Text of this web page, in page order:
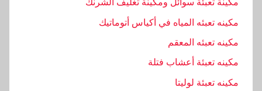
مكينه تعبئه المياه في أكياس أتوماتيك
مكينه تعبئه المعقم
مكينه تعبئة أعشاب فتلة
مكينه تعبئة لوليتا